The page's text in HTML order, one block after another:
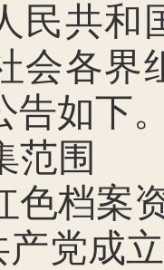
民共和
会各界
告如下
范围
色档案
产党成